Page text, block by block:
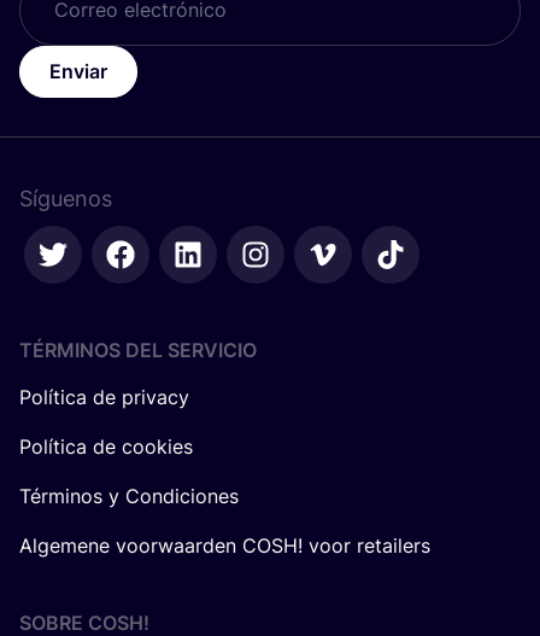
Enviar
Síguenos
TÉRMINOS DEL SERVICIO
Política de privacy
Política de cookies
Términos y Condiciones
Algemene voorwaarden COSH! voor retailers
SOBRE COSH!